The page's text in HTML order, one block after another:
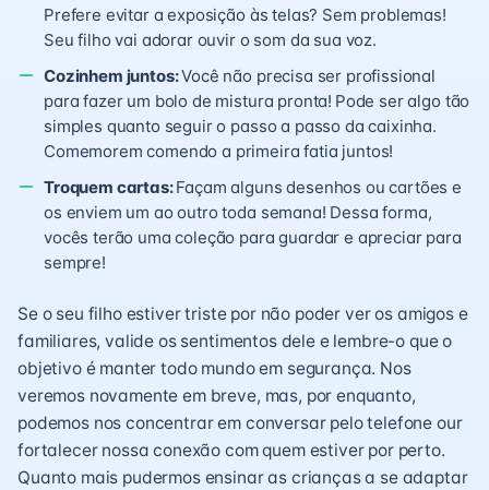
Prefere evitar a exposição às telas? Sem problemas!
Seu filho vai adorar ouvir o som da sua voz.
Cozinhem juntos:Você não precisa ser profissional
para fazer um bolo de mistura pronta! Pode ser algo tão
simples quanto seguir o passo a passo da caixinha.
Comemorem comendo a primeira fatia juntos!
Troquem cartas:Façam alguns desenhos ou cartões e
os enviem um ao outro toda semana! Dessa forma,
vocês terão uma coleção para guardar e apreciar para
sempre!
Se o seu filho estiver triste por não poder ver os amigos e
familiares, valide os sentimentos dele e lembre-o que o
objetivo é manter todo mundo em segurança. Nos
veremos novamente em breve, mas, por enquanto,
podemos nos concentrar em conversar pelo telefone our
fortalecer nossa conexão com quem estiver por perto.
Quanto mais pudermos ensinar as crianças a se adaptar